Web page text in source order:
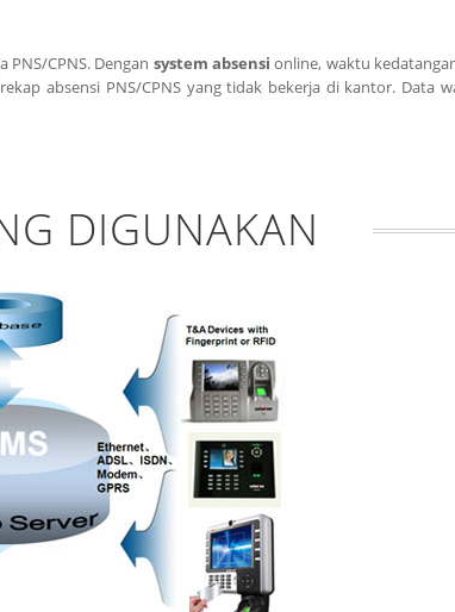
CPNS. Dengan system absensi online, waktu
absensi PNS/CPNS yang tidak bekerja di kantor. Data
DIGUNAKAN